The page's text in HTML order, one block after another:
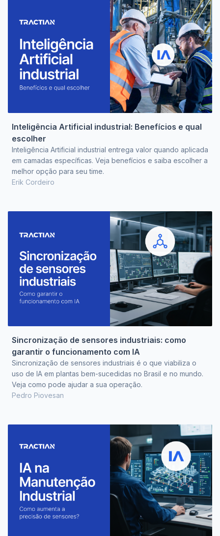
Inteligência Artificial industrial: Benefícios e qual
escolher
Inteligência Artificial industrial entrega valor quando aplicada
em camadas específicas. Veja benefícios e saiba escolher a
melhor opção para seu time.
Erik Cordeiro
Sincronização de sensores industriais: como
garantir o funcionamento com IA
Sincronização de sensores industriais é o que viabiliza o
uso de IA em plantas bem-sucedidas no Brasil e no mundo.
Veja como pode ajudar a sua operação.
Pedro Piovesan